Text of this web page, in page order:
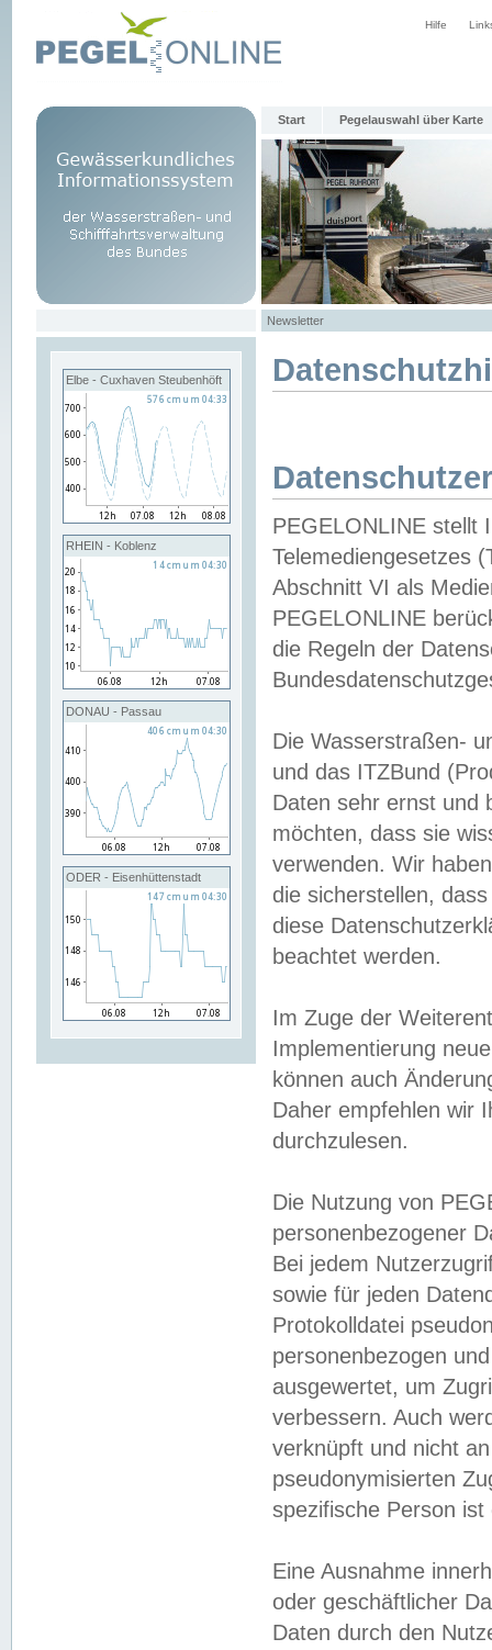
Hilfe
Start Pegelauswahl über Karte
Newsletter
Elbe - Cuxhaven Steubenhöft
RHEIN - Koblenz
DONAU - Passau
ODER - Eisenhüttenstadt
PEGELONLINE stellt
Telemediengesetzes
Abschnitt VI als
PEGELONLINE
die Regeln der
Die Wasserstraßen-
und das ITZBund
Daten sehr ernst und
möchten, dass sie
verwenden. Wir
die sicherstellen,
diese
beachtet werden.
Im Zuge der
Implementierung
können auch
Daher empfehlen wir
durchzulesen.
Die Nutzung von
personenbezogener
Bei jedem
sowie für jeden
Protokolldatei
personenbezogen
ausgewertet, um
verbessern. Auch
verknüpft und nicht
pseudonymisierten
spezifische Person
Eine Ausnahme
oder geschäftlicher
Daten durch den